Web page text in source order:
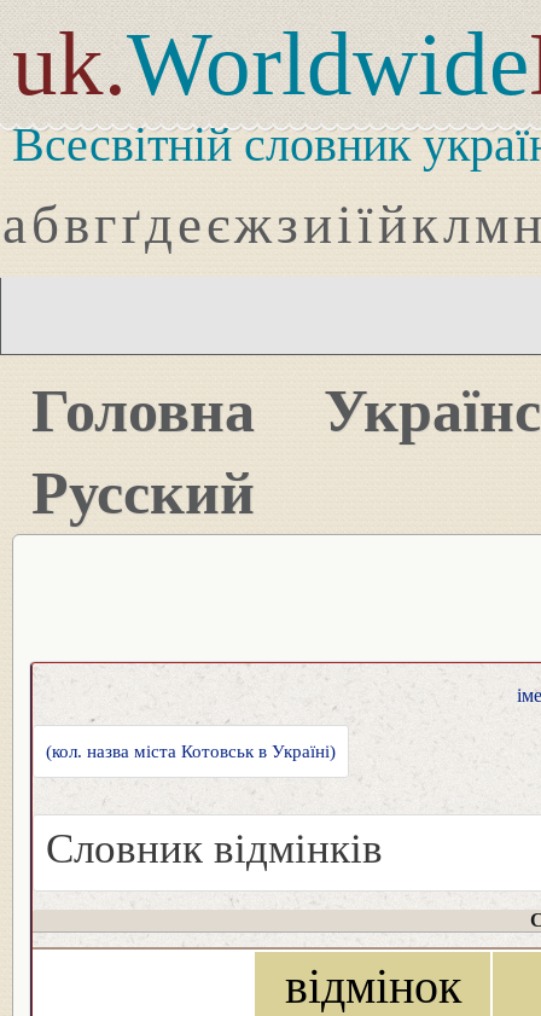
uk.Worldwide
Всесвітній словник
абвгґдеєжзиіїйклмн
Головна
Русский
(кол. назва міста Котовськ в Україні)
Словник відмінків
відмінок